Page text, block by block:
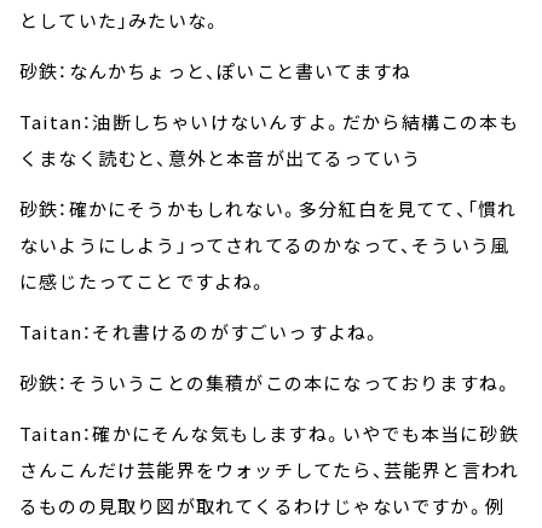
としていた」みたいな。
砂鉄：なんかちょっと、ぽいこと書いてますね
Taitan：油断しちゃいけないんすよ。だから結構この本も
くまなく読むと、意外と本音が出てるっていう
砂鉄：確かにそうかもしれない。多分紅白を見てて、「慣れ
ないようにしよう」ってされてるのかなって、そういう風
に感じたってことですよね。
Taitan：それ書けるのがすごいっすよね。
砂鉄：そういうことの集積がこの本になっておりますね。
Taitan：確かにそんな気もしますね。いやでも本当に砂鉄
さんこんだけ芸能界をウォッチしてたら、芸能界と言われ
るものの見取り図が取れてくるわけじゃないですか。例